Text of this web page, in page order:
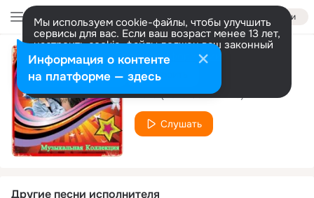
Войти
Мы используем cookie-файлы, чтобы улучшить
сервисы для вас. Если ваш возраст менее 13 лет,
настроить cookie-файлы должен ваш законный
представитель. Больше информации
Разрешить все Настроить
Глупые снежинки
Леха (Лена Савельева)
Слушать
Другие песни исполнителя
Информация о контенте
на платформе — здесь